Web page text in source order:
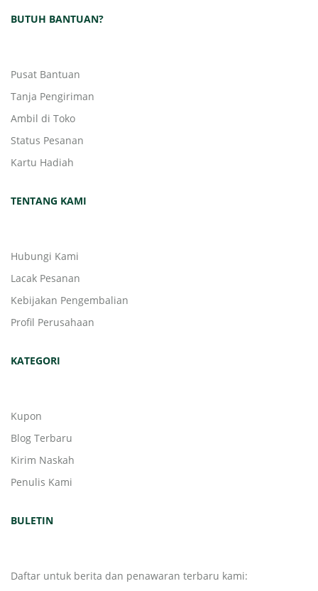
BUTUH BANTUAN?
Pusat Bantuan
Tanja Pengiriman
Ambil di Toko
Status Pesanan
Kartu Hadiah
TENTANG KAMI
Hubungi Kami
Lacak Pesanan
Kebijakan Pengembalian
Profil Perusahaan
KATEGORI
Kupon
Blog Terbaru
Kirim Naskah
Penulis Kami
BULETIN
Daftar untuk berita dan penawaran terbaru kami: